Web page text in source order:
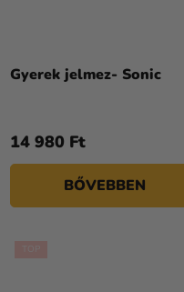
Gyerek jelmez- Sonic
14 980 Ft
BŐVEBBEN